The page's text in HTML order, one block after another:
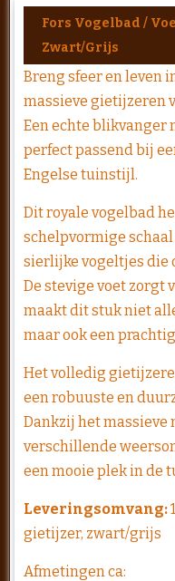
Fors Vogelbad /
Zwart/Grijs
Breng sfeer en leven
massieve gietijzeren
Een echte blikvanger
perfect passend bij
Engelse tuinstijl.
Dit royale vogelbad
schelpvormige
sierlijke vogeltjes die
De stevige voet zorgt
maakt dit stuk niet
maar ook een
Het volledig
een robuuste en
Dankzij het massieve
verschillende
een mooie plek in de
Leveringsomvang:
gietijzer, zwart/grijs
Afmetingen ca: